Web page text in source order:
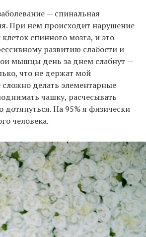
— спинальная
При нем происходит нарушение
спинного мозга, и это
развитию слабости и
мышцы день за днем слабнут —
что не держат мой
делать элементарные
чашку, расчесывать
дотянуться. На 95% я физически
человека.